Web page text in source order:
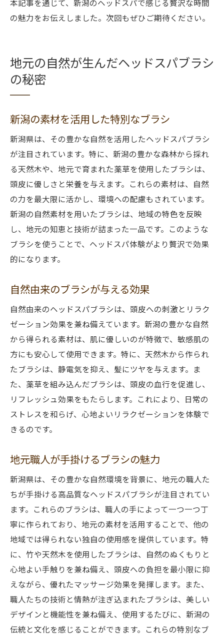
本記事を通じて、新潟のヘッドスパで感じる贅沢な時間
の魅力をお伝えしました。次回もぜひご期待ください。
地元の自然が生んだヘッドスパブラシ
の秘密
新潟の素材を活用した特別なブラシ
新潟県は、その豊かな自然を活用したヘッドスパブラシ
が注目されています。特に、新潟の豊かな森林から採れ
る天然木や、地元で育まれた薬草を使用したブラシは、
頭皮に優しさと栄養を与えます。これらの素材は、自然
の力を最大限に活かし、環境への配慮もされています。
新潟の自然素材を用いたブラシは、地域の特色を反映
し、地元の知恵と技術が詰まった一品です。このような
ブラシを使うことで、ヘッドスパ体験がより贅沢で効果
的になります。
自然由来のブラシが与える効果
自然由来のヘッドスパブラシは、頭皮への刺激とリラク
ゼーション効果を兼ね備えています。新潟の豊かな自然
から得られる素材は、肌に優しいのが特徴で、敏感肌の
方にも安心して使用できます。特に、天然木から作られ
たブラシは、静電気を抑え、髪にツヤを与えます。ま
た、薬草を組み込んだブラシは、頭皮の血行を促進し、
リフレッシュ効果をもたらします。これにより、日常の
ストレスを和らげ、心地よいリラクゼーションを体験で
きるのです。
地元職人が手掛けるブラシの魅力
新潟県は、その豊かな自然環境を背景に、地元の職人た
ちが手掛ける高品質なヘッドスパブラシが注目されてい
ます。これらのブラシは、職人の手によって一つ一つ丁
寧に作られており、地元の素材を活用することで、他の
地域では得られない独自の使用感を提供しています。特
に、竹や天然木を使用したブラシは、自然のぬくもりと
心地よい手触りを兼ね備え、頭皮への負担を最小限に抑
えながら、優れたマッサージ効果を発揮します。また、
職人たちの技術と情熱が注ぎ込まれたブラシは、美しい
デザインと機能性を兼ね備え、使用するたびに、新潟の
伝統と文化を感じることができます。これらの特別なブ